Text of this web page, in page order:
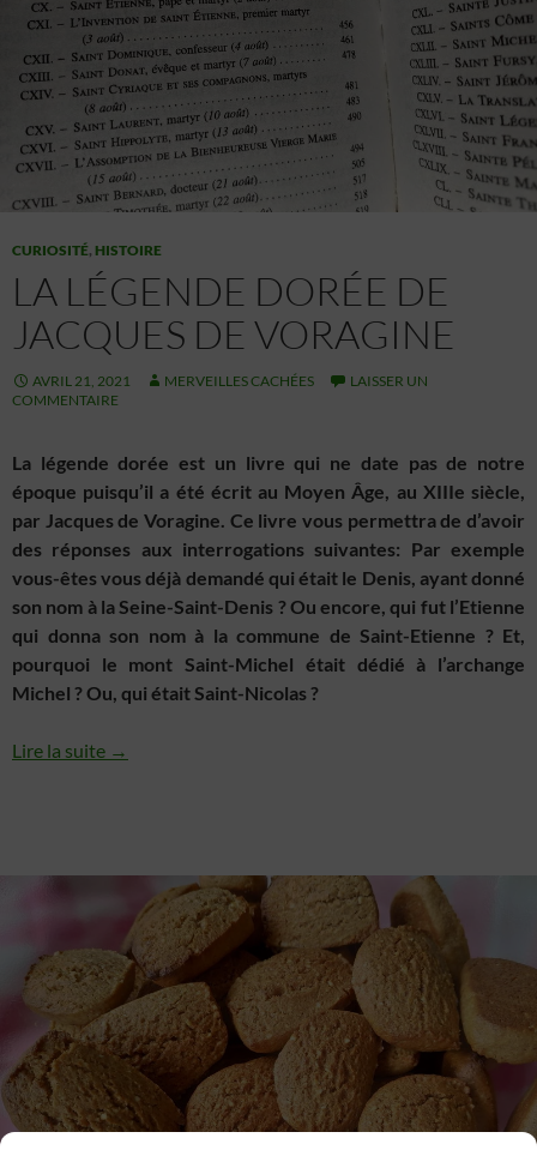
CURIOSITÉ, HISTOIRE
LA LÉGENDE DORÉE DE
JACQUES DE VORAGINE
AVRIL 21, 2021 MERVEILLES CACHÉES
LAISSER UN
COMMENTAIRE
La légende dorée est un livre qui ne date pas de notre
époque puisqu’il a été écrit au Moyen Âge, au XIIIe siècle,
par Jacques de Voragine. Ce livre vous permettra de d’avoir
des réponses aux interrogations suivantes: Par exemple
vous-êtes vous déjà demandé qui était le Denis, ayant donné
son nom à la Seine-Saint-Denis ? Ou encore, qui fut l’Etienne
qui donna son nom à la commune de Saint-Etienne ? Et,
pourquoi le mont Saint-Michel était dédié à l’archange
Michel ? Ou, qui était Saint-Nicolas ?
Lire la suite →